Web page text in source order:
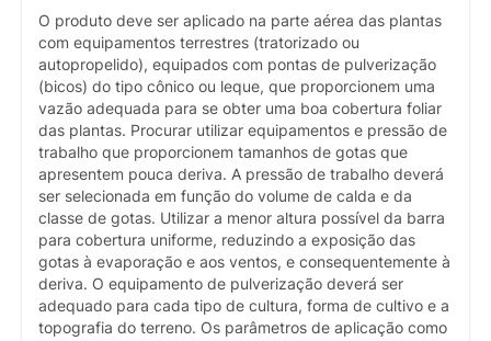
O produto deve ser aplicado na parte aérea das plantas
com equipamentos terrestres (tratorizado ou
autopropelido), equipados com pontas de pulverização
(bicos) do tipo cônico ou leque, que proporcionem uma
vazão adequada para se obter uma boa cobertura foliar
das plantas. Procurar utilizar equipamentos e pressão de
trabalho que proporcionem tamanhos de gotas que
apresentem pouca deriva. A pressão de trabalho deverá
ser selecionada em função do volume de calda e da
classe de gotas. Utilizar a menor altura possível da barra
para cobertura uniforme, reduzindo a exposição das
gotas à evaporação e aos ventos, e consequentemente à
deriva. O equipamento de pulverização deverá ser
adequado para cada tipo de cultura, forma de cultivo e a
topografia do terreno. Os parâmetros de aplicação como